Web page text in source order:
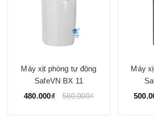
Máy xịt phòng tự động
SafeVN BX 11
480.000₫
580.000₫
Máy